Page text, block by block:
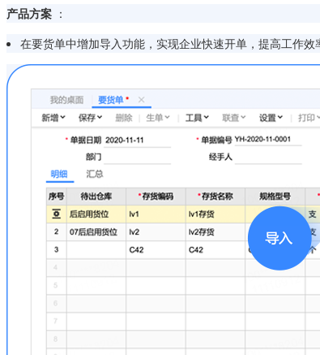
产品方案 ：
在要货单中增加导入功能，实现企业快速开单，提高工作效